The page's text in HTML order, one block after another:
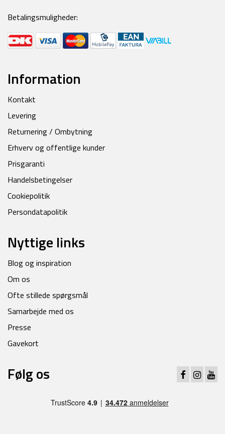
Betalingsmuligheder:
Information
Kontakt
Levering
Returnering / Ombytning
Erhverv og offentlige kunder
Prisgaranti
Handelsbetingelser
Cookiepolitik
Persondatapolitik
Nyttige links
Blog og inspiration
Om os
Ofte stillede spørgsmål
Samarbejde med os
Presse
Gavekort
Følg os